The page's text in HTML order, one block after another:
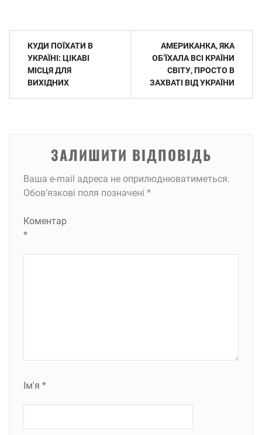
Навігація
записів
КУДИ ПОЇХАТИ В
УКРАЇНІ: ЦІКАВІ
МІСЦЯ ДЛЯ
ВИХІДНИХ
АМЕРИКАНКА, ЯКА
ОБ’ЇХАЛА ВСІ КРАЇНИ
СВІТУ, ПРОСТО В
ЗАХВАТІ ВІД УКРАЇНИ
ЗАЛИШИТИ ВІДПОВІДЬ
Ваша e-mail адреса не оприлюднюватиметься.
Обов’язкові поля позначені *
Коментар
*
Ім'я *